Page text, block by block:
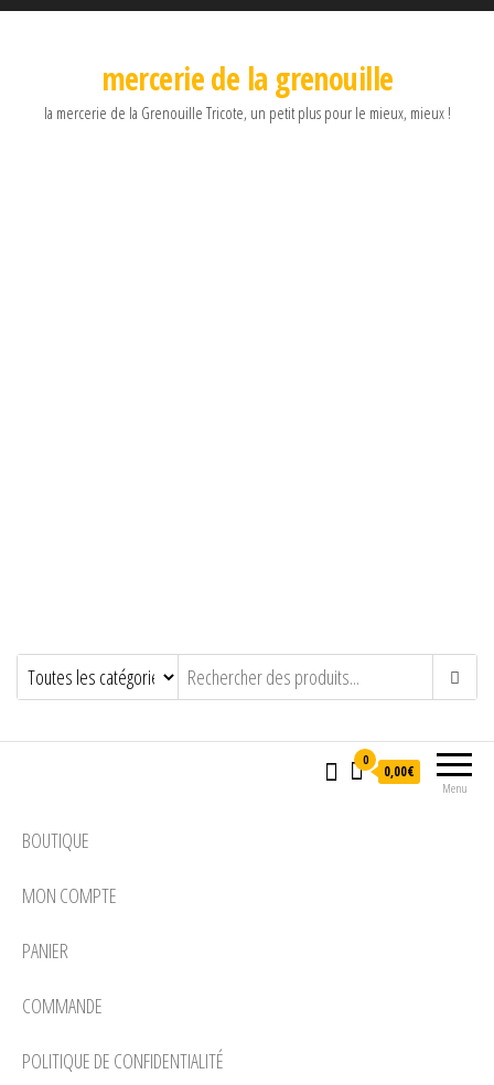
mercerie de la grenouille
la mercerie de la Grenouille Tricote, un petit plus pour le mieux, mieux !
Menu
0
0,00€
BOUTIQUE
MON COMPTE
PANIER
COMMANDE
POLITIQUE DE CONFIDENTIALITÉ